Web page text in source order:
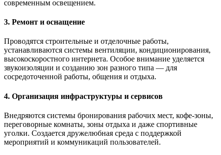
современным освещением.
3. Ремонт и оснащение
Проводятся строительные и отделочные работы,
устанавливаются системы вентиляции, кондиционирования,
высокоскоростного интернета. Особое внимание уделяется
звукоизоляции и созданию зон разного типа — для
сосредоточенной работы, общения и отдыха.
4. Организация инфраструктуры и сервисов
Внедряются системы бронирования рабочих мест, кофе-зоны,
переговорные комнаты, зоны отдыха и даже спортивные
уголки. Создается дружелюбная среда с поддержкой
мероприятий и коммуникаций пользователей.